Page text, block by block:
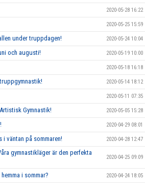
2020-05-28 16:22
2020-05-25 15:59
under truppdagen! 2020-05-24 10:04
och augusti! 2020-05-19 10:00
2020-05-18 16:18
2020-05-14 18:12
2020-05-11 07:35
Gymnastik! 2020-05-05 15:28
2020-04-29 08:01
i väntan på sommaren! 2020-04-28 12:47
gymnastikläger är den perfekta
2020-04-25 09:09
i sommar? 2020-04-24 18:05